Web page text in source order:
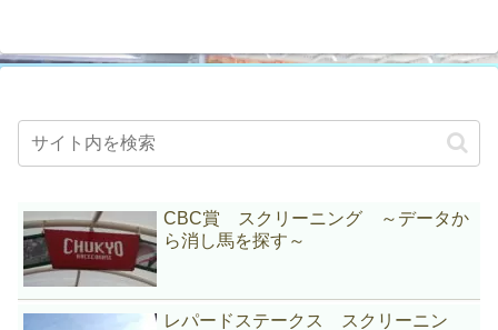
CBC賞 スクリーニング ～データか
ら消し馬を探す～
レパードステークス スクリーニン